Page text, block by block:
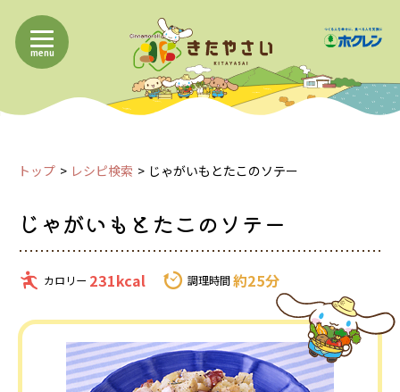
menu
トップ レシピ検索 じゃがいもとたこのソテー
じゃがいもとたこのソテー
カロリー 231kcal 調理時間 約25分